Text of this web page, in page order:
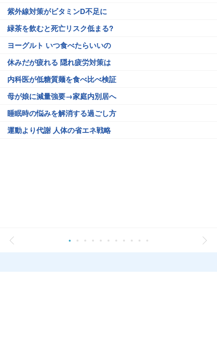
紫外線対策がビタミンD不足に
緑茶を飲むと死亡リスク低まる?
ヨーグルト いつ食べたらいいの
休みだが疲れる 隠れ疲労対策は
内科医が低糖質麺を食べ比べ検証
母が娘に減量強要→家庭内別居へ
睡眠時の悩みを解消する過ごし方
運動より代謝 人体の省エネ戦略